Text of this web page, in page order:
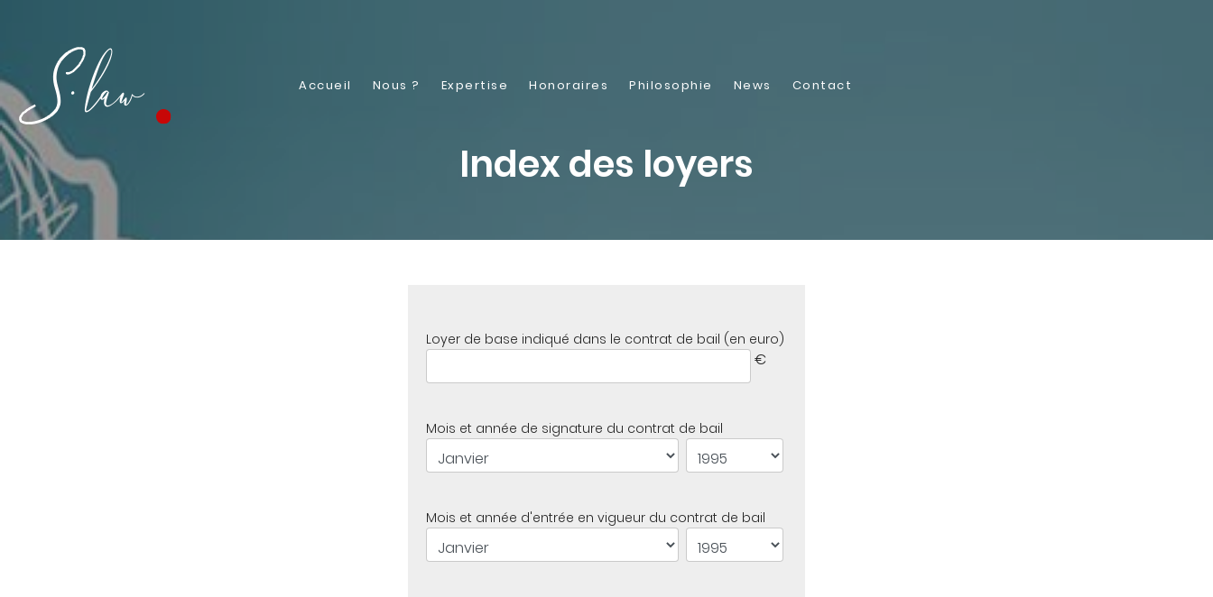
Accueil Nous ? Expertise Honoraires Philosophie News Contact
Index des loyers
Loyer de base indiqué dans le contrat de bail (en euro)
€
Mois et année de signature du contrat de bail
Mois et année d'entrée en vigueur du contrat de bail